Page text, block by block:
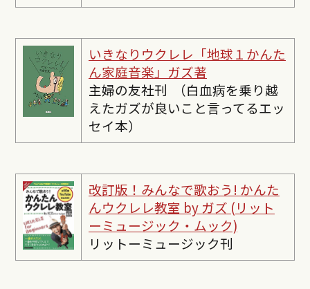
いきなりウクレレ「地球１かんた
ん家庭音楽」ガズ著
主婦の友社刊 （白血病を乗り越
えたガズが良いこと言ってるエッ
セイ本）
改訂版！みんなで歌おう! かんた
んウクレレ教室 by ガズ (リット
ーミュージック・ムック)
リットーミュージック刊